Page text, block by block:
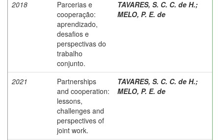
2018
Parcerias e
cooperação:
aprendizado,
desafios e
perspectivas do
trabalho
conjunto.
TAVARES, S. C. C. de H.;
MELO, P. E. de
2021
Partnerships
and cooperation:
lessons,
challenges and
perspectives of
joint work.
TAVARES, S. C. C. de H.;
MELO, P. E. de